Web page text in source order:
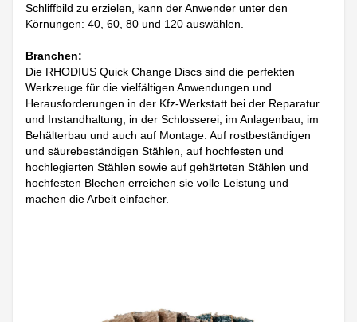
Schliffbild zu erzielen, kann der Anwender unter den
Körnungen: 40, 60, 80 und 120 auswählen.
Branchen:
Die RHODIUS Quick Change Discs sind die perfekten
Werkzeuge für die vielfältigen Anwendungen und
Herausforderungen in der Kfz-Werkstatt bei der Reparatur
und Instandhaltung, in der Schlosserei, im Anlagenbau, im
Behälterbau und auch auf Montage. Auf rostbeständigen
und säurebeständigen Stählen, auf hochfesten und
hochlegierten Stählen sowie auf gehärteten Stählen und
hochfesten Blechen erreichen sie volle Leistung und
machen die Arbeit einfacher.